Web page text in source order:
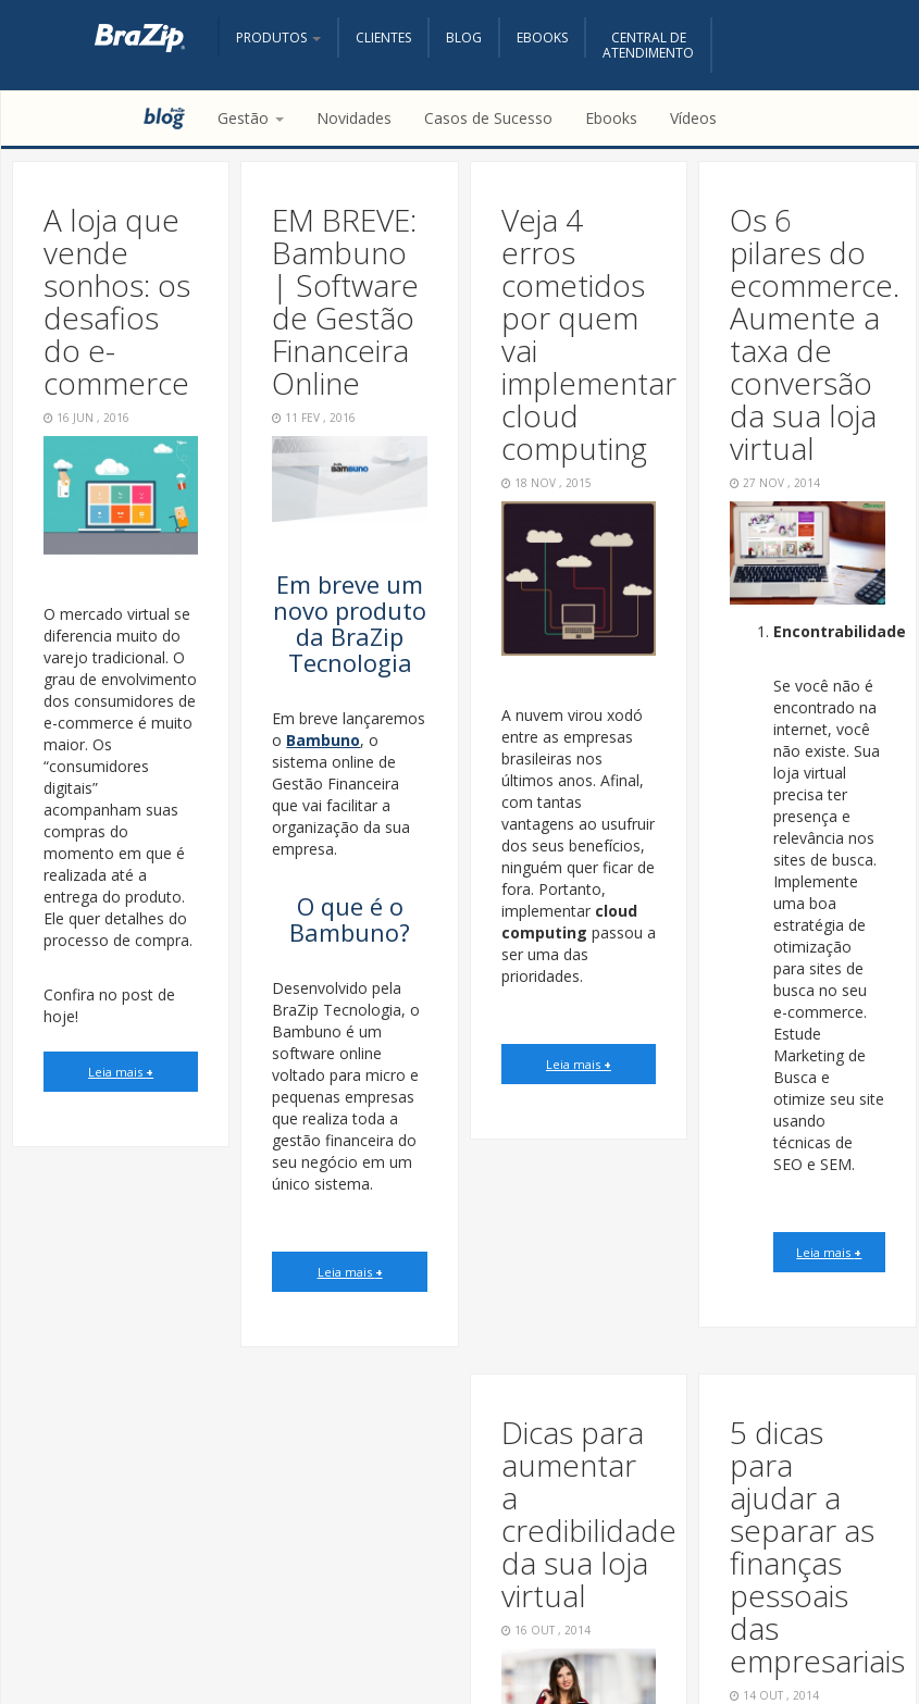
PRODUTOS CLIENTES BLOG EBOOKS
CENTRAL DE
ATENDIMENTO
Gestão Novidades Casos de Sucesso Ebooks Vídeos
A loja que
vende
sonhos: os
desafios
do e-
commerce
16 JUN , 2016
O mercado virtual se
diferencia muito do
varejo tradicional. O
grau de envolvimento
dos consumidores de
e-commerce é muito
maior. Os
“consumidores
digitais”
acompanham suas
compras do
momento em que é
realizada até a
entrega do produto.
Ele quer detalhes do
processo de compra.
Confira no post de
hoje!
Leia mais +
EM BREVE:
Bambuno
| Software
de Gestão
Financeira
Online
11 FEV , 2016
Em breve um
novo produto
da BraZip
Tecnologia
Em breve lançaremos
o Bambuno, o
sistema online de
Gestão Financeira
que vai facilitar a
organização da sua
empresa.
O que é o
Bambuno?
Desenvolvido pela
BraZip Tecnologia, o
Bambuno é um
software online
voltado para micro e
pequenas empresas
que realiza toda a
gestão financeira do
seu negócio em um
único sistema.
Leia mais +
Veja 4
erros
cometidos
por quem
vai
implementar
cloud
computing
18 NOV , 2015
A nuvem virou xodó
entre as empresas
brasileiras nos
últimos anos. Afinal,
com tantas
vantagens ao usufruir
dos seus benefícios,
ninguém quer ficar de
fora. Portanto,
implementar cloud
computing passou a
ser uma das
prioridades.
Leia mais +
Os 6
pilares do
ecommerce.
Aumente a
taxa de
conversão
da sua loja
virtual
27 NOV , 2014
Encontrabilidade
Se você não é
encontrado na
internet, você
não existe. Sua
loja virtual
precisa ter
presença e
relevância nos
sites de busca.
Implemente
uma boa
estratégia de
otimização
para sites de
busca no seu
e-commerce.
Estude
Marketing de
Busca e
otimize seu site
usando
técnicas de
SEO e SEM.
Leia mais +
Dicas para
aumentar
a
credibilidade
da sua loja
virtual
16 OUT , 2014
5 dicas
para
ajudar a
separar as
finanças
pessoais
das
empresariais
14 OUT , 2014